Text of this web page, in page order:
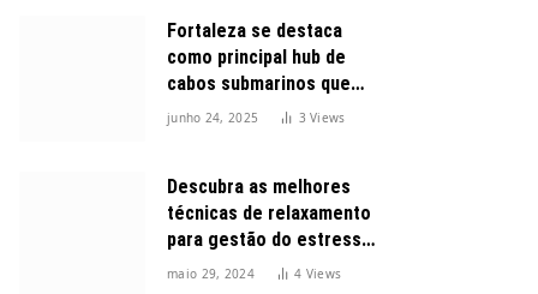
Fortaleza se destaca
como principal hub de
cabos submarinos que
conectam o Brasil ao
junho 24, 2025 3Views
Descubra as melhores
técnicas de relaxamento
para gestão do estresse
durante o dia
maio 29, 2024 4 Views